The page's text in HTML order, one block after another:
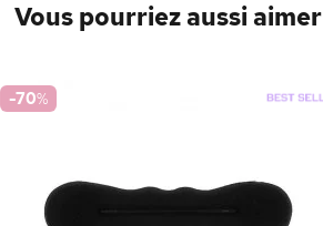
Vous pourriez aussi aimer
-70%